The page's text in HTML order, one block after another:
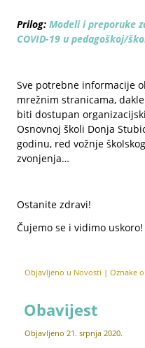
Prilog:Modeli i preporuke
COVID-19 u pedagoškoj/
Sve potrebne informacije
mrežnim stranicama,
biti dostupan
Osnovnoj školi Donja
godinu, red vožnje
zvonjenja…
Ostanite zdravi!
Čujemo se i vidimo uskoro!
Objavljeno u Novosti |Oznake
Obavijest
Objavljeno 21. srpnja 2020.